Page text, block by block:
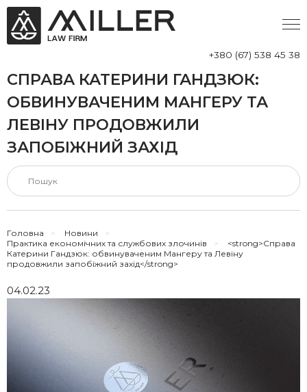
+380 (67) 538 45 38
СПРАВА КАТЕРИНИ ГАНДЗЮК:
ОБВИНУВАЧЕНИМ МАНГЕРУ ТА
ЛЕВІНУ ПРОДОВЖИЛИ
ЗАПОБІЖНИЙ ЗАХІД
Головна > Новини
>
Практика економічних та службових злочинів
>
<strong>Справа
Катерини Гандзюк: обвинуваченим Мангеру та Левіну
продовжили запобіжний захід</strong>
04.02.23